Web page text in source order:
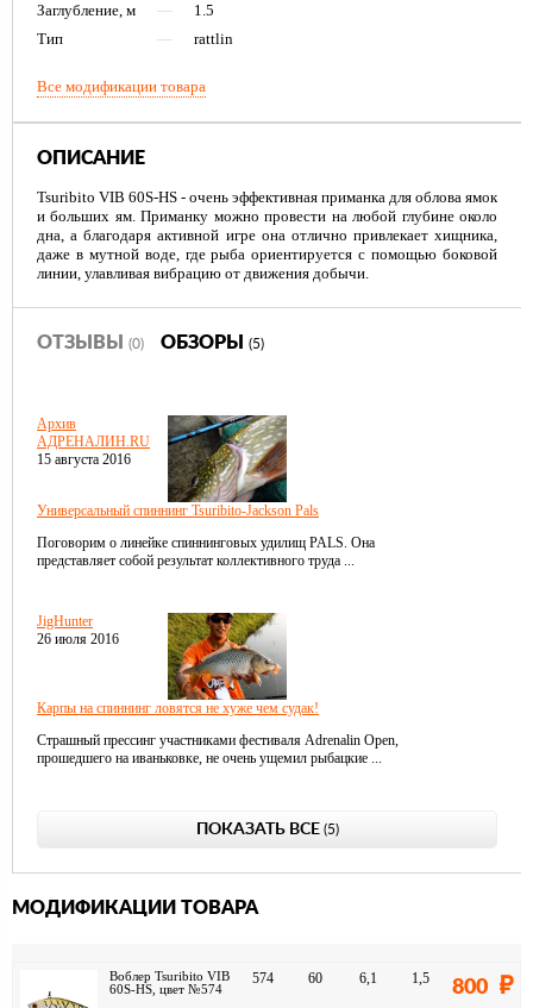
Заглубление, м
—
1.5
Тип
— rattlin
Все модификации товара
ОПИСАНИЕ
Tsuribito VIB 60S-HS - очень эффективная приманка для облова ямок
и больших ям. Приманку можно провести на любой глубине около
дна, а благодаря активной игре она отлично привлекает хищника,
даже в мутной воде, где рыба ориентируется с помощью боковой
линии, улавливая вибрацию от движения добычи.
ОТЗЫВЫ (0) ОБЗОРЫ (5)
Архив
АДРЕНАЛИН.RU
15 августа 2016
Универсальный спиннинг Tsuribito-Jackson Pals
Поговорим о линейке спиннинговых удилищ PALS. Она
представляет собой результат коллективного труда ...
JigHunter
26 июля 2016
Карпы на спиннинг ловятся не хуже чем судак!
Страшный прессинг участниками фестиваля Adrenalin Open,
прошедшего на иваньковке, не очень ущемил рыбацкие ...
ПОКАЗАТЬ ВСЕ (5)
МОДИФИКАЦИИ ТОВАРА
Воблер Tsuribito VIB
60S-HS, цвет №574
574 60 6,1 1,5 800